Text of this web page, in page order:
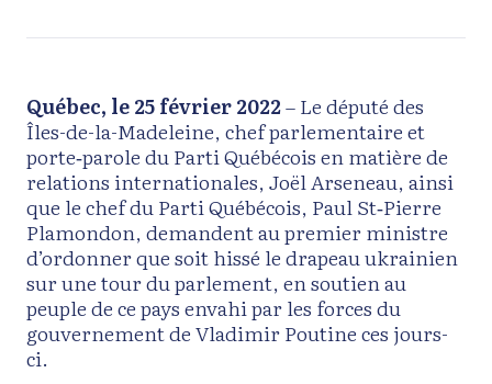
Québec, le 25 février 2022– Le député des
Îles-de-la-Madeleine, chef parlementaire et
porte‑parole du Parti Québécois en matière de
relations internationales, Joël Arseneau, ainsi
que le chef du Parti Québécois, Paul St‑Pierre
Plamondon, demandent au premier ministre
d’ordonner que soit hissé le drapeau ukrainien
sur une tour du parlement, en soutien au
peuple de ce pays envahi par les forces du
gouvernement de Vladimir Poutine ces jours-
ci.